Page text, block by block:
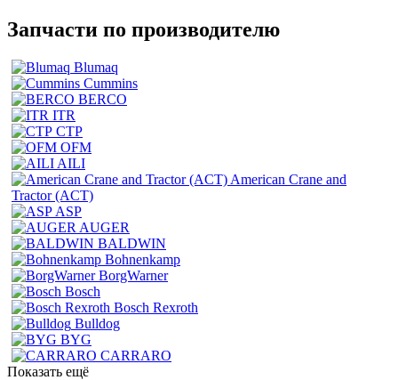
Запчасти по производителю
Blumaq
Cummins
BERCO
ITR
CTP
OFM
AILI
American Crane and
Tractor (ACT)
ASP
AUGER
BALDWIN
Bohnenkamp
BorgWarner
Bosch
Bosch Rexroth
Bulldog
BYG
CARRARO
Показать ещё